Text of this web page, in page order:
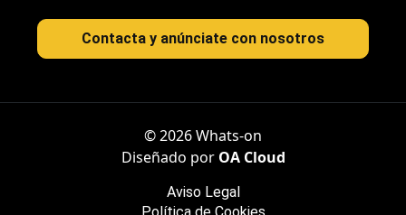
Contacta y anúnciate con nosotros
© 2026 Whats-on
Diseñado por OA Cloud
Aviso Legal